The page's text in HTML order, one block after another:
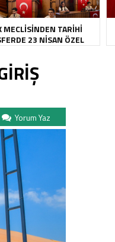
MECLİSİNDEN TARİHİ
23 NİSAN ÖZEL
Yorum Yaz